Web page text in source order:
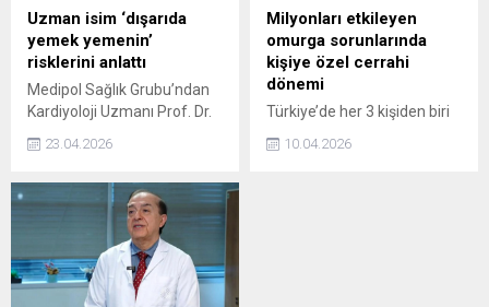
siroz gibi ileri evre karaciğer
hastalıklarında ağızdaki
patojenik bakterilerin
hastalığın şiddetlenmesine
ve komplikasyonlara yol
açtığını gösteriyor” denildi.
Uzman isim ‘dışarıda
yemek yemenin’
risklerini anlattı
Medipol Sağlık Grubu’ndan
Kardiyoloji Uzmanı Prof. Dr.
kalp için işlenmiş gıdalardan
altını çizerek önemli
uyarılarda bulundu.
23.04.2026
Milyonları etkileyen
omurga sorunlarında
kişiye özel cerrahi
dönemi
Türkiye’de her 3 kişiden biri
olarak üretken yaş grubunu
10.04.2026